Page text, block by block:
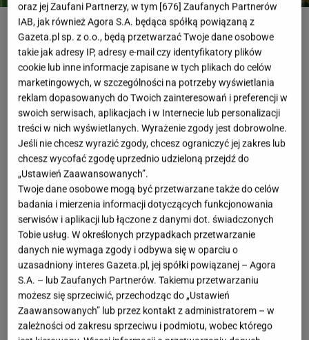
Materiał promocyjny
OTWÓRZ GALERIĘ(3)
Warstwowe kompozycje wciąż są wyraźną
tendencją w biżuteryjnych stylizacjach. Kochamy je,
bo stwarzają nieograniczone możliwości kreacji i
gwarantują piorunujący efekt naszego looku.
Pozwalają też barwnie wyrażać osobowość. Jak
zestawiać i łączyć naszyjniki, by wyczarować
harmonijną kompozycję?
Różne długości łańcuszków
Klucz do udanych warstwowych kompozycji
naszyjników to różne długości łańcuszków. Takie
ułożenie wyeksponuje każdy z elementów, podczas
gdy tą samą długością ryzykujemy splątanie
oraz jej Zaufani Partnerzy, w tym [676] Zaufanych Partnerów
IAB, jak również Agora S.A. będąca spółką powiązaną z
Gazeta.pl sp. z o.o., będą przetwarzać Twoje dane osobowe
takie jak adresy IP, adresy e-mail czy identyfikatory plików
cookie lub inne informacje zapisane w tych plikach do celów
marketingowych, w szczególności na potrzeby wyświetlania
reklam dopasowanych do Twoich zainteresowań i preferencji w
swoich serwisach, aplikacjach i w Internecie lub personalizacji
treści w nich wyświetlanych. Wyrażenie zgody jest dobrowolne.
Jeśli nie chcesz wyrazić zgody, chcesz ograniczyć jej zakres lub
chcesz wycofać zgodę uprzednio udzieloną przejdź do
„Ustawień Zaawansowanych”.
Twoje dane osobowe mogą być przetwarzane także do celów
badania i mierzenia informacji dotyczących funkcjonowania
serwisów i aplikacji lub łączone z danymi dot. świadczonych
Tobie usług. W określonych przypadkach przetwarzanie
danych nie wymaga zgody i odbywa się w oparciu o
uzasadniony interes Gazeta.pl, jej spółki powiązanej – Agora
S.A. – lub Zaufanych Partnerów. Takiemu przetwarzaniu
możesz się sprzeciwić, przechodząc do „Ustawień
Zaawansowanych” lub przez kontakt z administratorem – w
zależności od zakresu sprzeciwu i podmiotu, wobec którego